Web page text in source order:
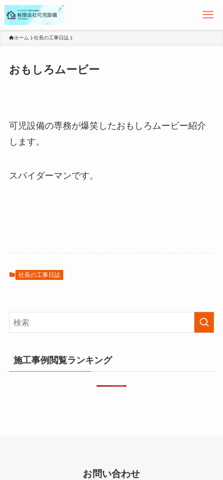
ホーム 社長の工事日誌
おもしろムービー
可児設備の専務が爆笑したおもしろムービー紹介
します。
スパイダーマンです。
社長の工事日誌
施工事例閲覧ランキング
お問い合わせ